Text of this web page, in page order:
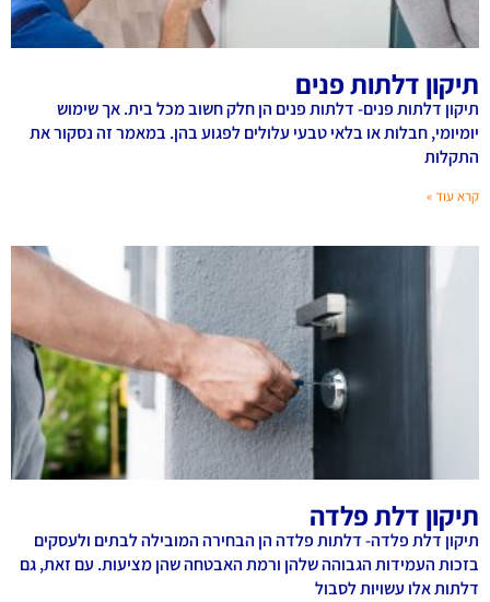
תיקון דלתות פנים
תיקון דלתות פנים- דלתות פנים הן חלק חשוב מכל בית. אך שימוש
יומיומי, חבלות או בלאי טבעי עלולים לפגוע בהן. במאמר זה נסקור את
התקלות
קרא עוד »
תיקון דלת פלדה
תיקון דלת פלדה- דלתות פלדה הן הבחירה המובילה לבתים ולעסקים
בזכות העמידות הגבוהה שלהן ורמת האבטחה שהן מציעות. עם זאת, גם
דלתות אלו עשויות לסבול